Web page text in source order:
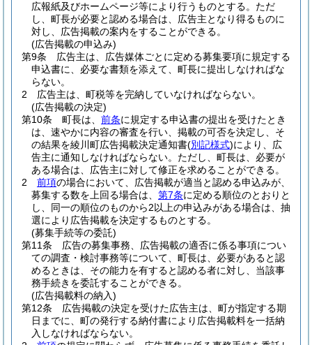
広報紙及びホームページ等により行うものとする。 ただ
し、町長が必要と認める場合は、広告主となり得るものに
対し、広告掲載の案内をすることができる。
(広告掲載の申込み)
第9条
広告主は、広告媒体ごとに定める募集要項に規定する
申込書に、必要な書類を添えて、町長に提出しなければな
らない。
2
広告主は、町税等を完納していなければならない。
(広告掲載の決定)
第10条
町長は、 前条に規定する申込書の提出を受けたとき
は、速やかに内容の審査を行い、掲載の可否を決定し、そ
の結果を綾川町広告掲載決定通知書(別記様式)により、広
告主に通知しなければならない。 ただし、町長は、必要が
ある場合は、広告主に対して修正を求めることができる。
2
前項の場合において、広告掲載が適当と認める申込みが、
募集する数を上回る場合は、 第7条に定める順位のとおりと
し、同一の順位のものから2以上の申込みがある場合は、抽
選により広告掲載を決定するものとする。
(募集手続等の委託)
第11条
広告の募集事務、広告掲載の適否に係る事項につい
ての調査・検討事務等について、町長は、必要があると認
めるときは、その能力を有すると認める者に対し、当該事
務手続きを委託することができる。
(広告掲載料の納入)
第12条
広告掲載の決定を受けた広告主は、町が指定する期
日までに、町の発行する納付書により広告掲載料を一括納
入しなければならない。